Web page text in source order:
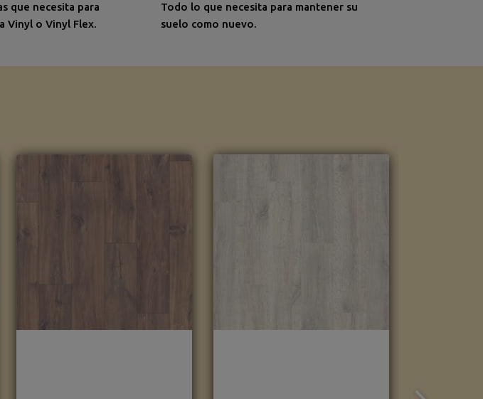
que necesita para
Vinyl o Vinyl Flex.
Todo lo que necesita para mantener su
suelo como nuevo.